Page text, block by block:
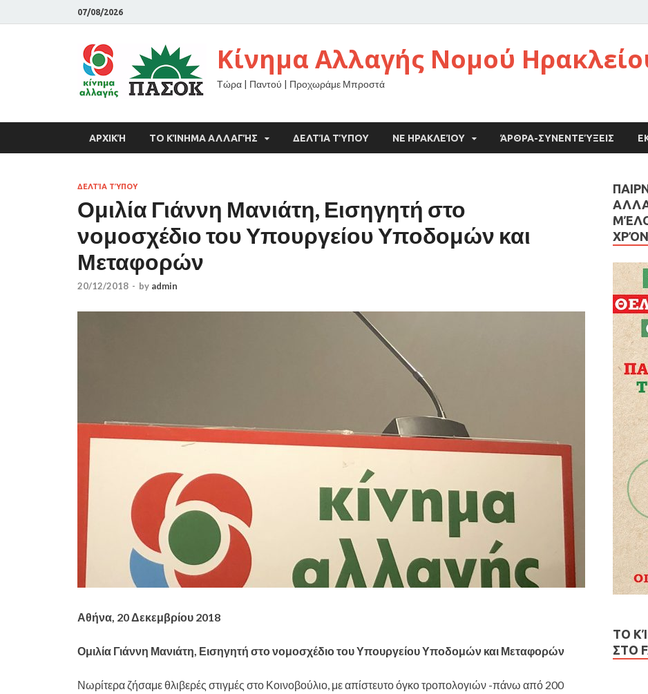
07/08/2026
Κίνημα Αλλαγής Νομού
Τώρα | Παντού | Προχωράμε Μπροστά
ΑΡΧΙΚΉ ΤΟ ΚΊΝΗΜΑ ΑΛΛΑΓΉΣ ΔΕΛΤΊΑ ΤΎΠΟΥ ΝΕ ΗΡΑΚΛΕΊΟΥ ΆΡΘΡΑ-ΣΥΝΕΝΤΕΎΞΕΙΣ
ΔΕΛΤΊΑ ΤΎΠΟΥ
Ομιλία Γιάννη Μανιάτη, Εισηγητή στο
νομοσχέδιο του Υπουργείου Υποδομών και
Μεταφορών
20/12/2018 - by admin
Αθήνα, 20 Δεκεμβρίου 2018
Ομιλία Γιάννη Μανιάτη, Εισηγητή στο νομοσχέδιο του Υπουργείου Υποδομών και Μεταφορών
Νωρίτερα ζήσαμε θλιβερές στιγμές στο Κοινοβούλιο, με απίστευτο όγκο τροπολογιών -πάνω από 200
ΤΟ
ΣΤΟ